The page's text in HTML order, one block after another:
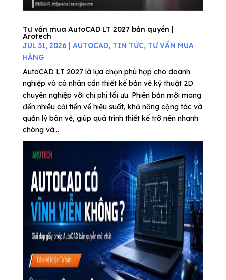
Tư vấn mua AutoCAD LT 2027 bản quyền |
Arotech
JUL 31, 2026 | AUTOCAD, TIN TỨC, TƯ VẤN MUA
HÀNG
AutoCAD LT 2027 là lựa chọn phù hợp cho doanh
nghiệp và cá nhân cần thiết kế bản vẽ kỹ thuật 2D
chuyên nghiệp với chi phí tối ưu. Phiên bản mới mang
đến nhiều cải tiến về hiệu suất, khả năng cộng tác và
quản lý bản vẽ, giúp quá trình thiết kế trở nên nhanh
chóng và...